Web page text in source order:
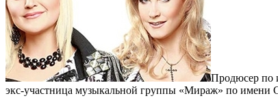
Продюсер по
экс-участница музыкальной группы «Мираж» по имени